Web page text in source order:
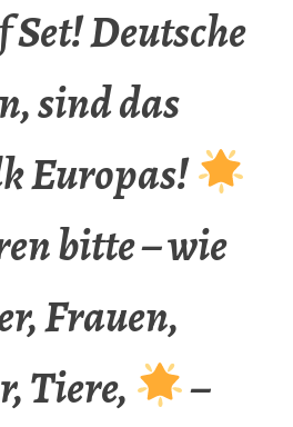
Set! Deutsche
sind das
Europas!
bitte – wie
Frauen,
Tiere,
–